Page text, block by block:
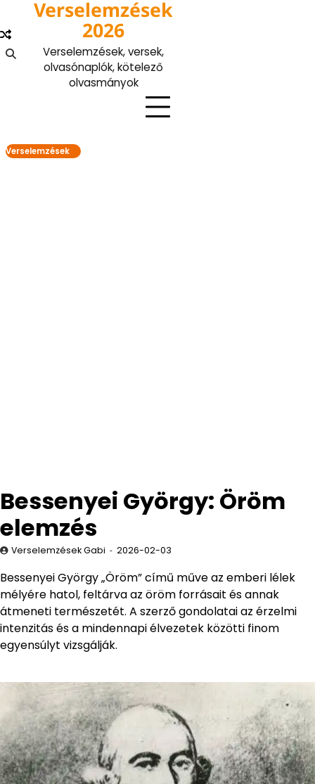
content
Verselemzések
2026
Verselemzések, versek,
olvasónaplók, kötelező
olvasmányok
Verselemzések
Bessenyei György: Öröm
elemzés
Verselemzések Gabi 2026-02-03
Bessenyei György „Öröm” című műve az emberi lélek
mélyére hatol, feltárva az öröm forrásait és annak
átmeneti természetét. A szerző gondolatai az érzelmi
intenzitás és a mindennapi élvezetek közötti finom
egyensúlyt vizsgálják.